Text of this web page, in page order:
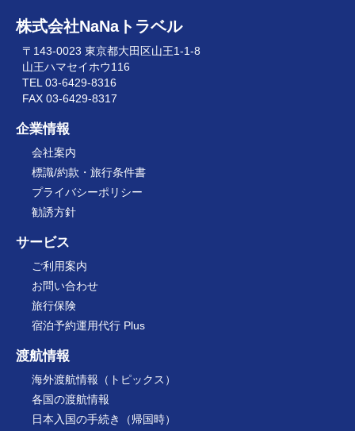
株式会社NaNaトラベル
〒143-0023 東京都大田区山王1-1-8
山王ハマセイホウ116
TEL 03-6429-8316
FAX 03-6429-8317
企業情報
会社案内
標識/約款・旅行条件書
プライバシーポリシー
勧誘方針
サービス
ご利用案内
お問い合わせ
旅行保険
宿泊予約運用代行 Plus
渡航情報
海外渡航情報（トピックス）
各国の渡航情報
日本入国の手続き（帰国時）